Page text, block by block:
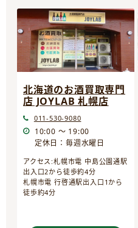
北海道のお酒買取専門
店 JOYLAB 札幌店
011-530-9080
10:00 ～ 19:00
定休日：毎週水曜日
アクセス:札幌市電 中島公園通駅
出入口2から徒歩約4分
札幌市電 行啓通駅出入口1から
徒歩約4分